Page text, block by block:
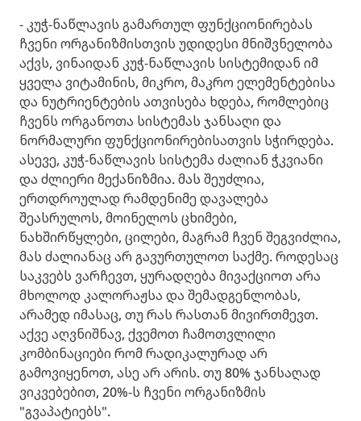
- კუჭ-ნაწლავის გამართულ ფუნქციონირებას
ჩვენი ორგანიზმისთვის უდიდესი მნიშვნელობა
აქვს, ვინაიდან კუჭ-ნაწლავის სისტემიდან იმ
ყველა ვიტამინის, მიკრო, მაკრო ელემენტებისა
და ნუტრიენტების ათვისება ხდება, რომლებიც
ჩვენს ორგანოთა სისტემას ჯანსაღი და
ნორმალური ფუნქციონირებისათვის სჭირდება.
ასევე, კუჭ-ნაწლავის სისტემა ძალიან ჭკვიანი
და ძლიერი მექანიზმია. მას შეუძლია,
ერთდროულად რამდენიმე დავალება
შეასრულოს, მოინელოს ცხიმები,
ნახშირწყლები, ცილები, მაგრამ ჩვენ შეგვიძლია,
მას ძალიანაც არ გავურთულოთ საქმე. როდესაც
საკვებს ვარჩევთ, ყურადღება მივაქციოთ არა
მხოლოდ კალორაჟსა და შემადგენლობას,
არამედ იმასაც, თუ რას რასთან მივირთმევთ.
აქვე აღვნიშნავ, ქვემოთ ჩამოთვლილი
კომბინაციები რომ რადიკალურად არ
გამოვიყენოთ, ასე არ არის. თუ 80% ჯანსაღად
ვიკვებებით, 20%-ს ჩვენი ორგანიზმის
"გვაპატიებს".